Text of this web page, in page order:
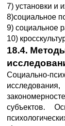
7) установки и
8)социальное
9) социальное
10)
18.4.
Социально-
субъектов.